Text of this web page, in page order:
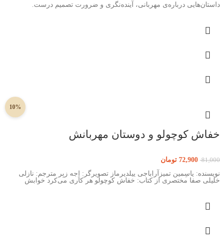
داستان‌هایی درباره‌‌ی مهربانی، آینده‌نگری و ضرورت تصمیم درست.
10%
خفاش کوچولو و دوستان مهربانش
81,000
72,900 تومان
نویسنده: یاسِمین تمیزآراباجی ییلدیرماز تصویرگر: اِجه زبِر مترجم: نازلی
خلیلی صفا مختصری از کتاب: خفاش کوچولو هر کاری می‌کرد خوابش